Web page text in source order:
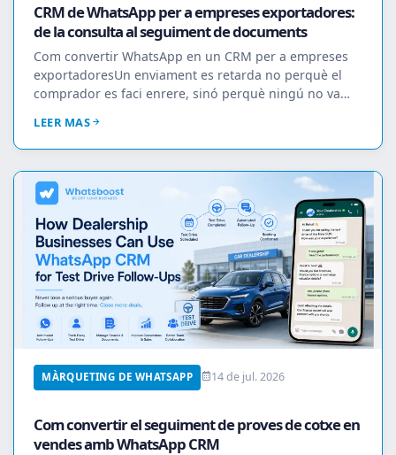
CRM de WhatsApp per a empreses exportadores:
de la consulta al seguiment de documents
Com convertir WhatsApp en un CRM per a empreses
exportadoresUn enviament es retarda no perquè el
comprador es faci enrere, sinó perquè ningú no va
LEER MAS
MÀRQUETING DE WHATSAPP 14 de jul. 2026
Com convertir el seguiment de proves de cotxe en
vendes amb WhatsApp CRM